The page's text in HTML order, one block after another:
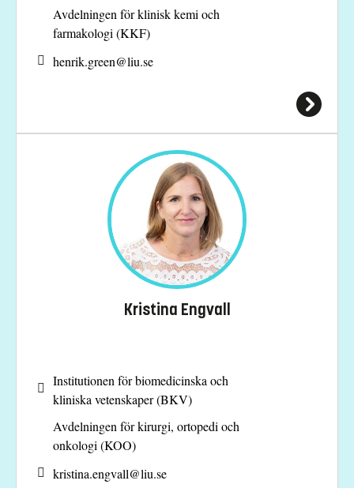
Avdelningen för klinisk kemi och
farmakologi (KKF)
henrik.green@liu.se
Kristina Engvall
Institutionen för biomedicinska och
kliniska vetenskaper (BKV)
Avdelningen för kirurgi, ortopedi och
onkologi (KOO)
kristina.engvall@liu.se